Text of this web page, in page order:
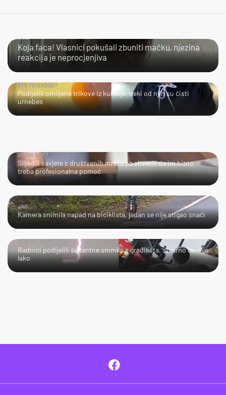
Koja faca! Vlasnici pokušali zbuniti mačku, njezina
reakcija je neprocjenjiva
ŠTO TO IZVODE?
Podijelili omiljene trikove iz kuhinje, neki od njih su čisti
urnebes
URADI SAM?
Slijedili savjete s društvenih mreža pa shvatili da im hitno
treba profesionalna pomoć
JAO...
Kamera snimila napad na biciklista, jadan se nije stigao snaći
Radnici podijelili šokantne snimke s gradilišta, stvarno im nije
lako